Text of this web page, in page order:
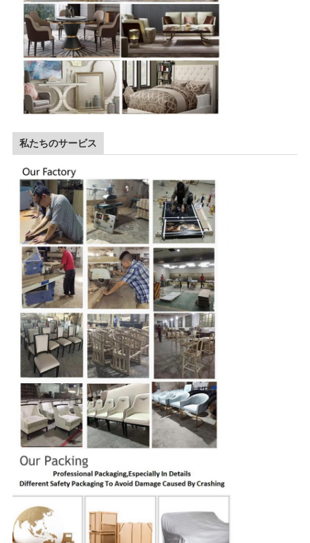
私たちのサービス